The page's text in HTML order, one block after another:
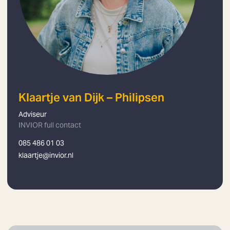
Klaartje van Dijk – Philipsen
Adviseur
INVIOR full contact
085 486 01 03
klaartje@invior.nl